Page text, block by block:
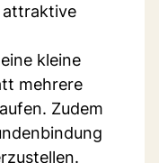
attraktive
kleine
mehrere
Zudem